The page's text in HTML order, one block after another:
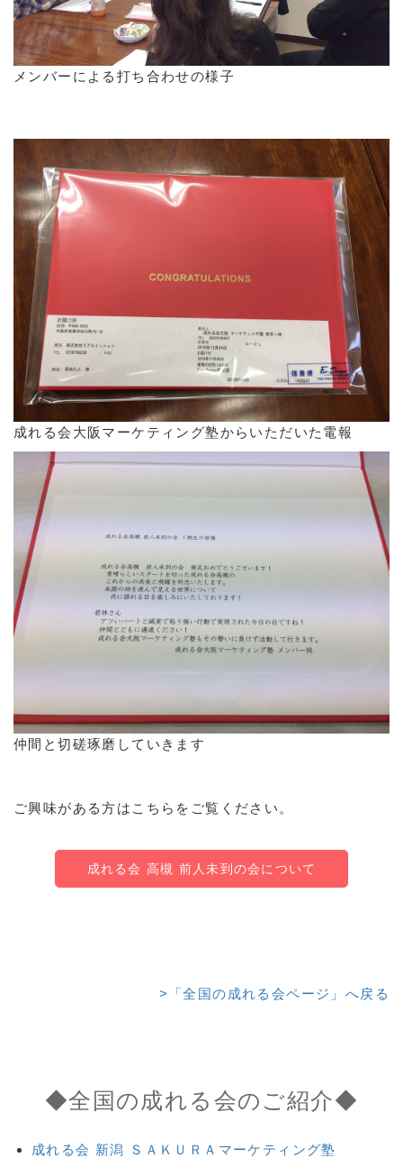
メンバーによる打ち合わせの様子
成れる会大阪マーケティング塾からいただいた電報
仲間と切磋琢磨していきます
ご興味がある方はこちらをご覧ください。
成れる会 高槻 前人未到の会について
>「全国の成れる会ページ」へ戻る
◆全国の成れる会のご紹介◆
成れる会 新潟 ＳＡＫＵＲＡマーケティング塾